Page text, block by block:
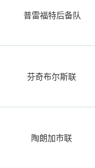
普雷福特后备队
芬奇布尔斯联
陶朗加市联